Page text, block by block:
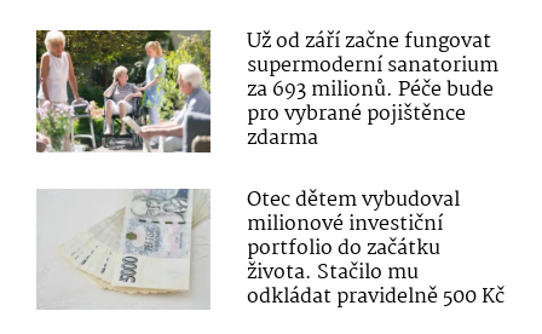
Už od září začne fungovat
supermoderní sanatorium
za 693 milionů. Péče bude
pro vybrané pojištěnce
zdarma
Otec dětem vybudoval
milionové investiční
portfolio do začátku
života. Stačilo mu
odkládat pravidelně 500 Kč